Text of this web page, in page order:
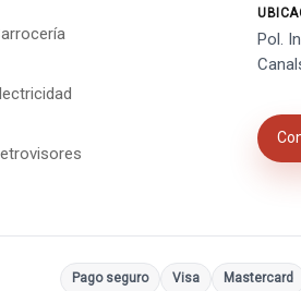
Pol.
Pago seguro Visa Mastercard